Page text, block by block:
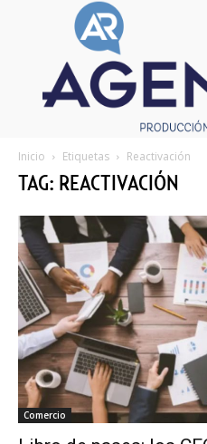
Inicio Etiquetas Reactivación
TAG: REACTIVACIÓN
Comercio